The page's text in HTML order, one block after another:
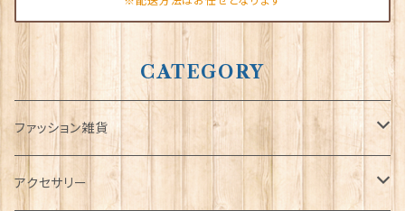
CATEGORY
ファッション雑貨
タータンネクタイ
アクセサリー